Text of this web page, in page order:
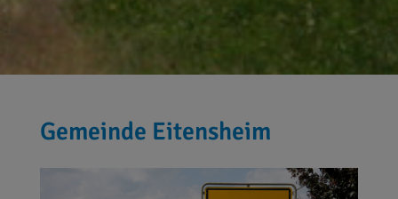
Gemeinde Eitensheim